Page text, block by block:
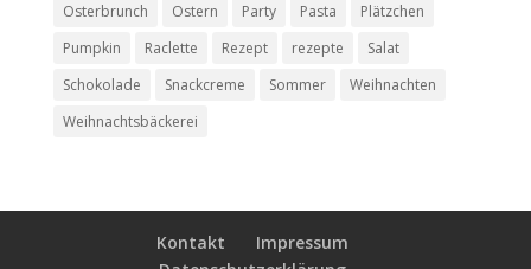
Osterbrunch
Ostern Party Pasta
Plätzchen
Pumpkin
Raclette Rezept rezepte
Salat
Schokolade
Snackcreme Sommer
Weihnachten
Weihnachtsbäckerei
Kontakt
Impressum